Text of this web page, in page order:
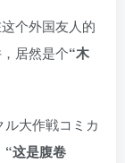
个外国友人的
居然是个“木
大作戦コミカ
“这是腹卷